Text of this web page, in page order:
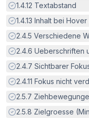
Erfüllt:
1.4.12 Textabstand
Erfüllt:
1.4.13 Inhalt bei
Erfüllt:
2.4.5 Verschiedene
Erfüllt:
2.4.6 Ueberschriften
Erfüllt:
2.4.7 Sichtbarer
Erfüllt:
2.4.11 Fokus nicht
Erfüllt:
2.5.7
Erfüllt:
2.5.8 Zielgroesse